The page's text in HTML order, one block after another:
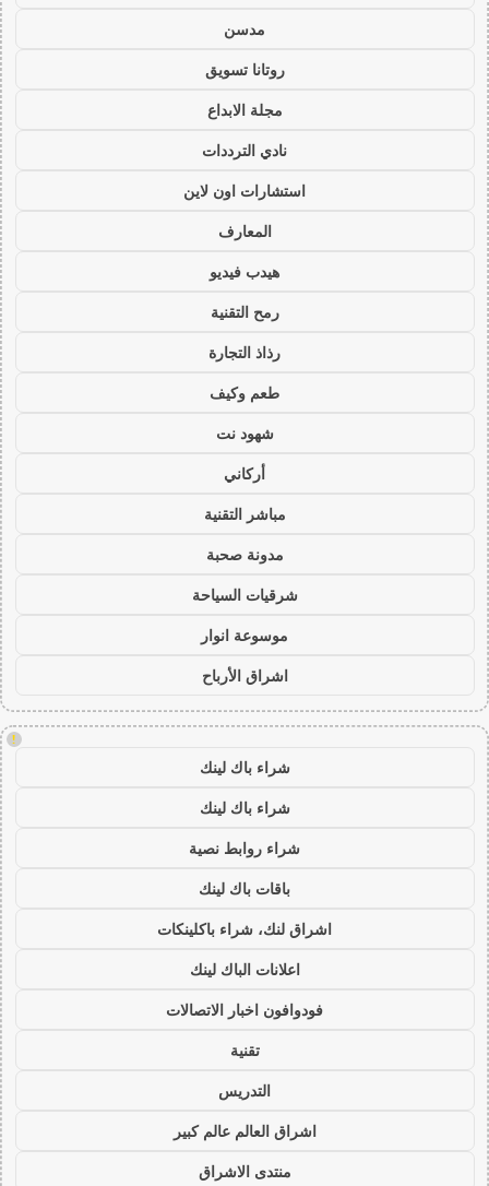
مدسن
روتانا تسويق
مجلة الابداع
نادي الترددات
استشارات اون لاين
المعارف
هيدب فيديو
رمح التقنية
رذاذ التجارة
طعم وكيف
شهود نت
أركاني
مباشر التقنية
مدونة صحبة
شرقيات السياحة
موسوعة انوار
اشراق الأرباح
!
شراء باك لينك
شراء باك لينك
شراء روابط نصية
باقات باك لينك
اشراق لنك، شراء باكلينكات
اعلانات الباك لينك
فودوافون اخبار الاتصالات
تقنية
التدريس
اشراق العالم عالم كبير
منتدى الاشراق